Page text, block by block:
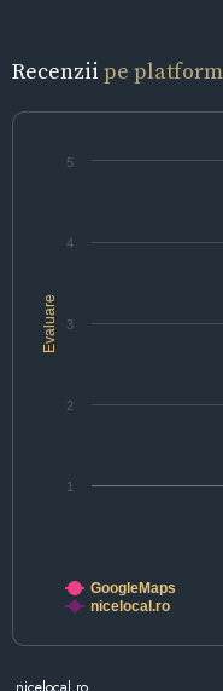
Recenzii pe
Evaluare
1
2
3
4
5
GoogleMaps
nicelocal.ro